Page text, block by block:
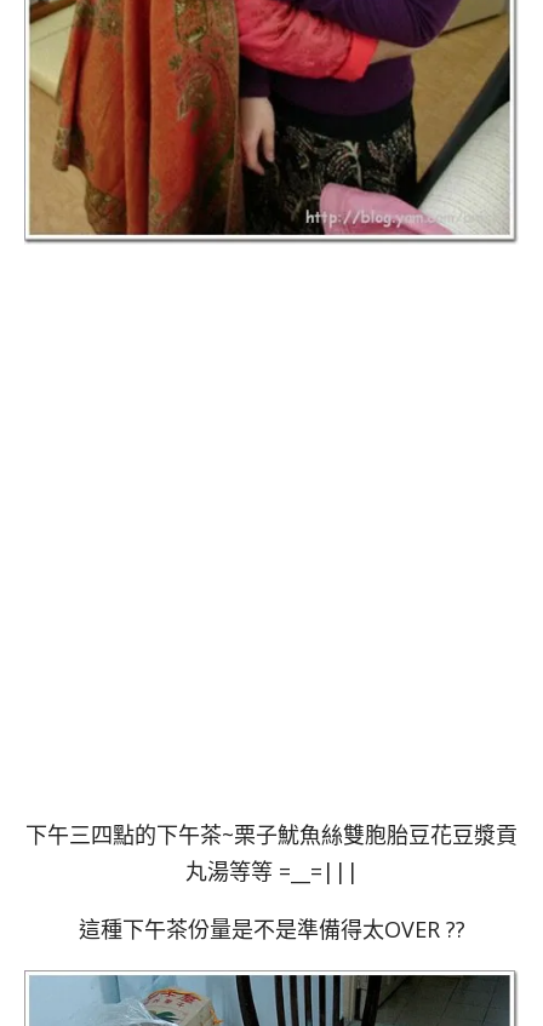
下午三四點的下午茶~栗子魷魚絲雙胞胎豆花豆漿貢
丸湯等等 =__=|||
這種下午茶份量是不是準備得太OVER ??